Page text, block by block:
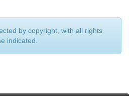
by copyright, with all rights
indicated.